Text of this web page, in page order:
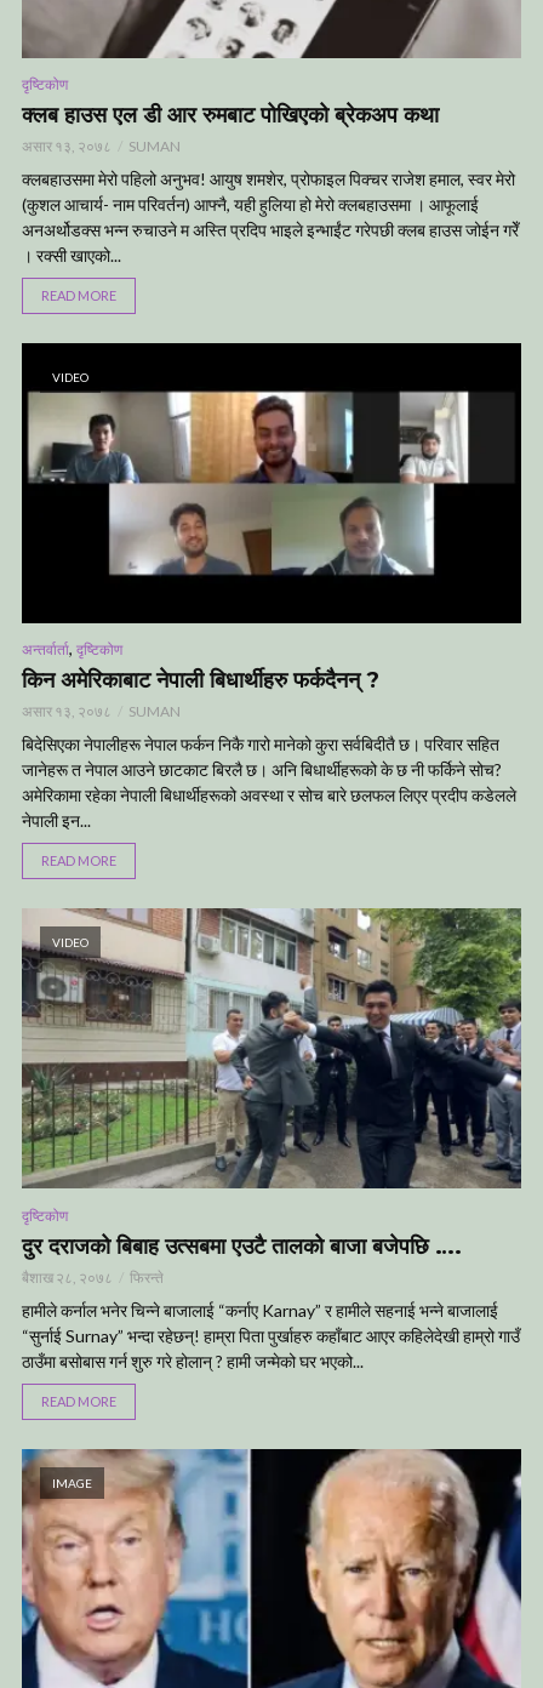
दृष्टिकोण
क्लब हाउस एल डी आर रुमबाट पोखिएको ब्रेकअप कथा
असार १३, २०७८ SUMAN
क्लबहाउसमा मेरो पहिलो अनुभव! आयुष शमशेर, प्रोफाइल पिक्चर राजेश हमाल, स्वर मेरो
(कुशल आचार्य- नाम परिवर्तन) आफ्नै, यही हुलिया हो मेरो क्लबहाउसमा । आफूलाई
अनअर्थोडक्स भन्न रुचाउने म अस्ति प्रदिप भाइले इन्भाईंट गरेपछी क्लब हाउस जोईन गरेँ
। रक्सी खाएको...
READ MORE
VIDEO
अन्तर्वार्ता, दृष्टिकोण
किन अमेरिकाबाट नेपाली बिधार्थीहरु फर्कदैनन् ?
असार १३, २०७८ SUMAN
बिदेसिएका नेपालीहरू नेपाल फर्कन निकै गारो मानेको कुरा सर्वबिदीतै छ। परिवार सहित
जानेहरू त नेपाल आउने छाटकाट बिरलै छ। अनि बिधार्थीहरूको के छ नी फर्किने सोच?
अमेरिकामा रहेका नेपाली बिधार्थीहरूको अवस्था र सोच बारे छलफल लिएर प्रदीप कडेलले
नेपाली इन...
READ MORE
VIDEO
दृष्टिकोण
दुर दराजको बिबाह उत्सबमा एउटै तालको बाजा बजेपछि ….
बैशाख २८, २०७८ फिरन्ते
हामीले कर्नाल भनेर चिन्ने बाजालाई “कर्नाए Karnay” र हामीले सहनाई भन्ने बाजालाई
“सुर्नाई Surnay” भन्दा रहेछन्! हाम्रा पिता पुर्खाहरु कहाँबाट आएर कहिलेदेखी हाम्रो गाउँ
ठाउँमा बसोबास गर्न शुरु गरे होलान् ? हामी जन्मेको घर भएको...
READ MORE
IMAGE